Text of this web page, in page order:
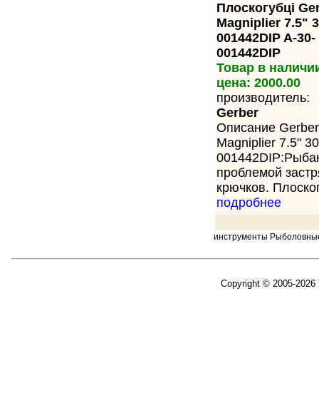
Плоскогубці
Magniplier 7.5"
001442DIP A-30-
001442DIP
Товар в
цена: 2000.00
производитель:
Gerber
Описание Gerber
Magniplier 7.5"
проблемой
крючков.
подробнее
инструменты
Copyright © 2005-2026